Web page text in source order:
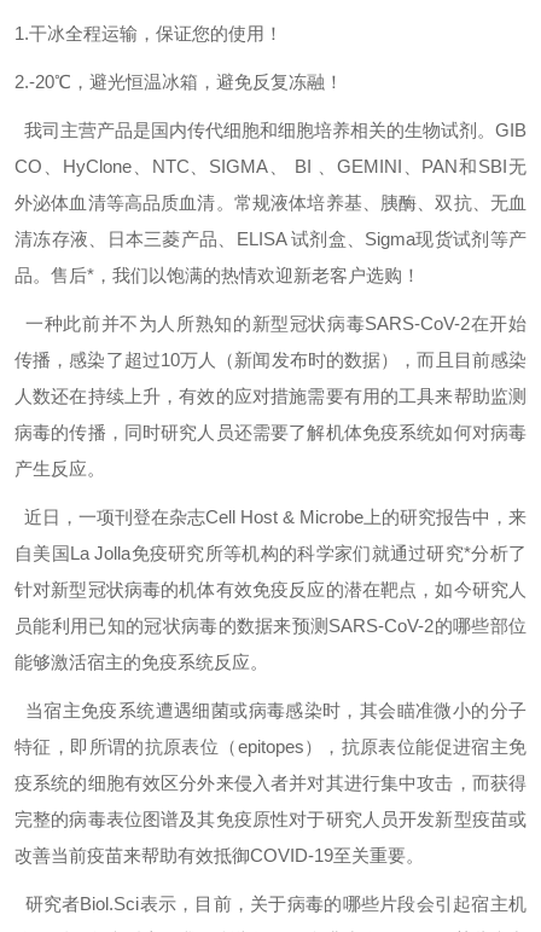
1.干冰全程运输，保证您的使用！
2.-20℃，避光恒温冰箱，避免反复冻融！
我司主营产品是国内传代细胞和细胞培养相关的生物试剂。GIB
CO、HyClone、NTC、SIGMA、 BI 、GEMINI、PAN和SBI无
外泌体血清等高品质血清。常规液体培养基、胰酶、双抗、无血
清冻存液、日本三菱产品、ELISA 试剂盒、Sigma现货试剂等产
品。售后*，我们以饱满的热情欢迎新老客户选购！
一种此前并不为人所熟知的新型冠状病毒SARS-CoV-2在开始
传播，感染了超过10万人（新闻发布时的数据），而且目前感染
人数还在持续上升，有效的应对措施需要有用的工具来帮助监测
病毒的传播，同时研究人员还需要了解机体免疫系统如何对病毒
产生反应。
近日，一项刊登在杂志Cell Host & Microbe上的研究报告中，来
自美国La Jolla免疫研究所等机构的科学家们就通过研究*分析了
针对新型冠状病毒的机体有效免疫反应的潜在靶点，如今研究人
员能利用已知的冠状病毒的数据来预测SARS-CoV-2的哪些部位
能够激活宿主的免疫系统反应。
当宿主免疫系统遭遇细菌或病毒感染时，其会瞄准微小的分子
特征，即所谓的抗原表位（epitopes），抗原表位能促进宿主免
疫系统的细胞有效区分外来侵入者并对其进行集中攻击，而获得
完整的病毒表位图谱及其免疫原性对于研究人员开发新型疫苗或
改善当前疫苗来帮助有效抵御COVID-19至关重要。
研究者Biol.Sci表示，目前，关于病毒的哪些片段会引起宿主机